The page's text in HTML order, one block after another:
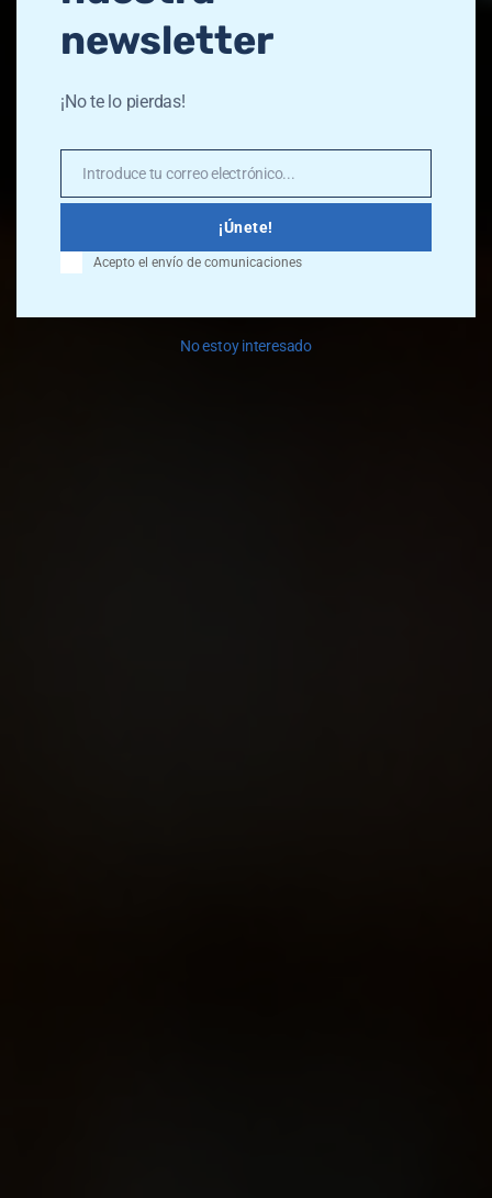
CONÓCENOS
newsletter
¡No te lo pierdas!
Email
Introduce tu correo electrónico...
¡Únete!
Acepto el envío de comunicaciones
No estoy interesado